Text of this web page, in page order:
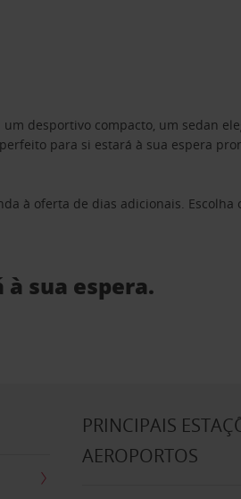
desportivo compacto, um sedan
para si estará à sua espera
à oferta de dias adicionais. Escolha
sua espera.
PRINCIPAIS
AEROPORTOS